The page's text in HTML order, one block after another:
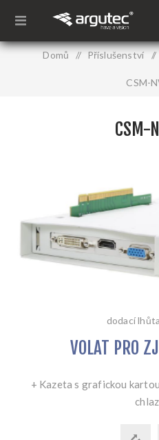
Domů / Příslušenství /
CSM-
CSM-
dodací
VOLAT PRO
+ Kazeta s grafickou